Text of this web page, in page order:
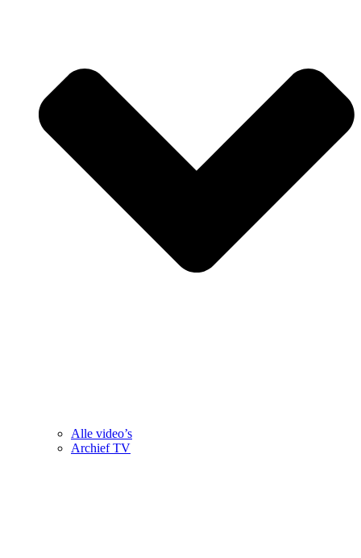
Alle video’s
Archief TV